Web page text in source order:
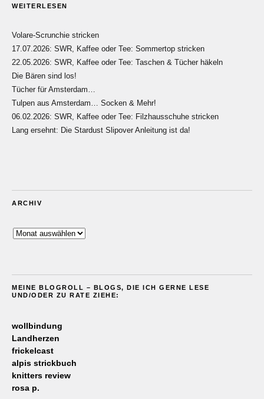
WEITERLESEN
Volare-Scrunchie stricken
17.07.2026: SWR, Kaffee oder Tee: Sommertop stricken
22.05.2026: SWR, Kaffee oder Tee: Taschen & Tücher häkeln
Die Bären sind los!
Tücher für Amsterdam…
Tulpen aus Amsterdam… Socken & Mehr!
06.02.2026: SWR, Kaffee oder Tee: Filzhausschuhe stricken
Lang ersehnt: Die Stardust Slipover Anleitung ist da!
ARCHIV
Archiv
MEINE BLOGROLL – BLOGS, DIE ICH GERNE LESE
UND/ODER ZU RATE ZIEHE:
wollbindung
Landherzen
frickelcast
alpis strickbuch
knitters review
rosa p.